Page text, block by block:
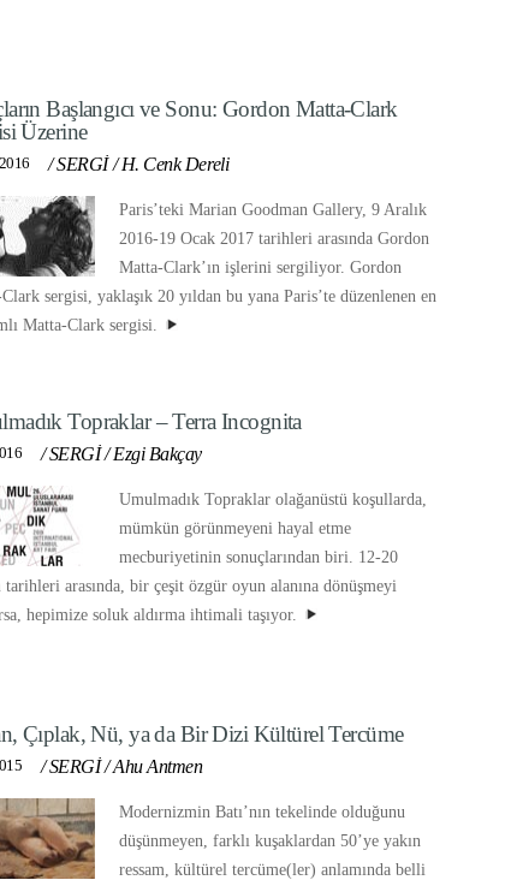
Başlangıcı ve Sonu: Gordon Matta-Clark
Üzerine
/SERGİ /H. Cenk Dereli
Paris’teki Marian Goodman Gallery, 9 Aralık
2016-19 Ocak 2017 tarihleri arasında Gordon
Matta-Clark’ın işlerini sergiliyor. Gordon
sergisi, yaklaşık 20 yıldan bu yana Paris’te düzenlenen en
Matta-Clark sergisi.
Topraklar – Terra Incognita
/SERGİ /Ezgi Bakçay
Umulmadık Topraklar olağanüstü koşullarda,
mümkün görünmeyeni hayal etme
mecburiyetinin sonuçlarından biri. 12-20
tarihleri arasında, bir çeşit özgür oyun alanına dönüşmeyi
hepimize soluk aldırma ihtimali taşıyor.
Çıplak, Nü, ya da Bir Dizi Kültürel Tercüme
/SERGİ /Ahu Antmen
Modernizmin Batı’nın tekelinde olduğunu
düşünmeyen, farklı kuşaklardan 50’ye yakın
ressam, kültürel tercüme(ler) anlamında belli